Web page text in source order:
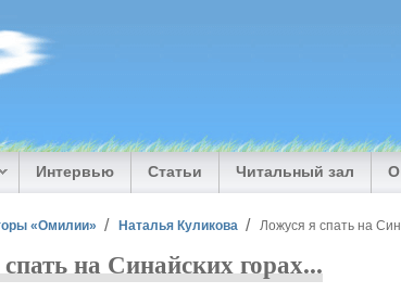
Интервью Статьи Читальный зал О
«Омилии» Наталья Куликова Ложуся я спать на
на Синайских горах...